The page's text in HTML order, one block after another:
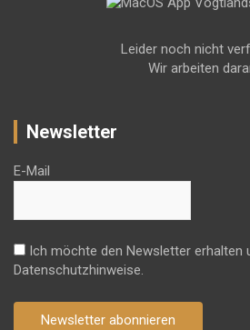
Leider noch nicht
Wir arbeiten
Newsletter
E-Mail
Ich möchte den Newsletter erhalten
Datenschutzhinweise.
Newsletter abonnieren